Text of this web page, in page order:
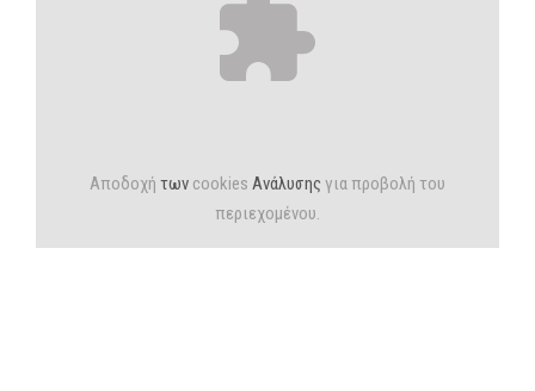
Αποδοχή των cookies Ανάλυσης για προβολή του
περιεχομένου.